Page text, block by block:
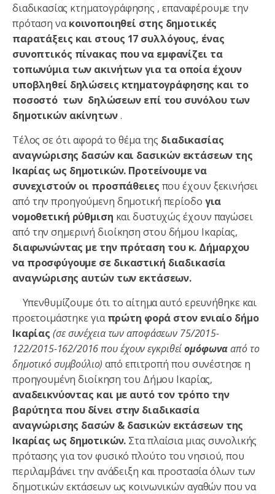
διαδικασίας κτηματογράφησης , επαναφέρουμε την
πρόταση νακοινοποιηθεί στης δημοτικές
παρατάξεις και στους 17 συλλόγους, ένας
συνοπτικός πίνακας που να εμφανίζει τα
τοπωνύμια των ακινήτων για τα οποία έχουν
υποβληθεί δηλώσεις κτηματογράφησης και το
ποσοστό των δηλώσεων επί του συνόλου των
δημοτικών ακίνητων.
Τέλος σε ότι αφορά το θέμα της διαδικασίας
αναγνώρισης δασών και δασικών εκτάσεων της
Ικαρίας ως δημοτικών. Προτείνουμε να
συνεχιστούν οι προσπάθειες που έχουν ξεκινήσει
από την προηγούμενη δημοτική περίοδο για
νομοθετική ρύθμιση και δυστυχώς έχουν παγώσει
από την σημερινή διοίκηση στου δήμου Ικαρίας,
διαφωνώντας με την πρόταση του κ. Δήμαρχου
να προσφύγουμε σε δικαστική διαδικασία
αναγνώρισης αυτών των εκτάσεων.
Υπενθυμίζουμε ότι το αίτημα αυτό ερευνήθηκε και
προετοιμάστηκε γιαπρώτη φορά στον ενιαίο δήμο
Ικαρίας (σε συνέχεια των αποφάσεων 75/2015-
122/2015-162/2016 που έχουν εγκριθείομόφωνααπό το
δημοτικό συμβούλιο)από επιτροπή που συνέστησε η
προηγουμένη διοίκηση του Δήμου Ικαρίας,
αναδεικνύοντας και με αυτό τον τρόπο την
βαρύτητα που δίνει στην διαδικασία
αναγνώρισης δασών & δασικών εκτάσεων της
Ικαρίας ως δημοτικών. Στα πλαίσια μιας συνολικής
πρότασης για τον φυσικό πλούτο του νησιού, που
περιλαμβάνει την ανάδειξη και προστασία όλων των
δημοτικών εκτάσεων ως κοινωνικών αγαθών που να